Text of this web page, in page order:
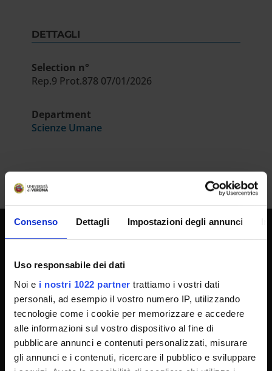
Consenso Dettagli Impostazioni degli annunci
Uso responsabile dei dati
Noi e i nostri 1022 partner trattiamo i vostri dati
personali, ad esempio il vostro numero IP, utilizzando
tecnologie come i cookie per memorizzare e accedere
alle informazioni sul vostro dispositivo al fine di
pubblicare annunci e contenuti personalizzati, misurare
gli annunci e i contenuti, ricercare il pubblico e sviluppare
DETTAGLI
Selection n°
Rep.9 Prot.878 07/01/2026
Department
Scienze Umane
Transparency
Official University Register
Job vacancies
Procurement